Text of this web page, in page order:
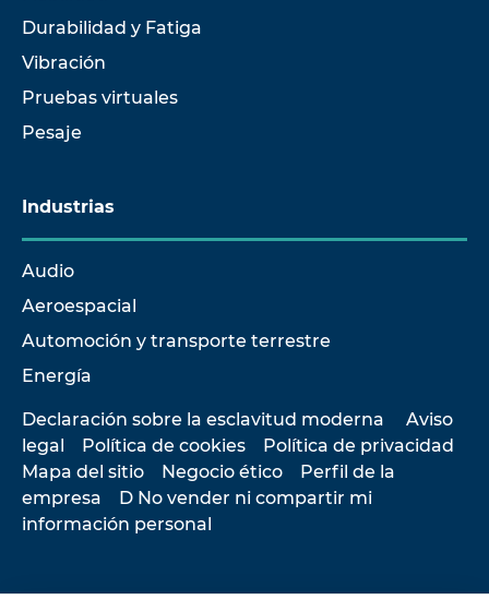
Durabilidad y Fatiga
Vibración
Pruebas virtuales
Pesaje
Industrias
Audio
Aeroespacial
Automoción y transporte terrestre
Energía
Declaración sobre la esclavitud moderna
Aviso
legal
Política de cookies
Política de privacidad
Mapa del sitio
Negocio ético
Perfil de la
empresa
D No vender ni compartir mi
información personal